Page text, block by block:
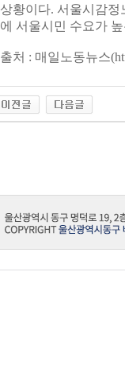
상황이다. 서울시감정
에 서울시민 수요가
출처 : 매일노동뉴스